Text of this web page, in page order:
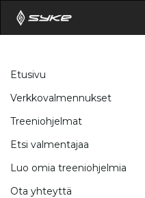
Etusivu
Verkkovalmennukset
Treeniohjelmat
Etsi valmentajaa
Luo omia treeniohjelmia
Ota yhteyttä